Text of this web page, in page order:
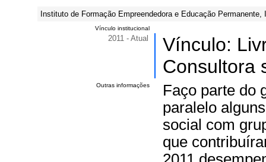
Instituto de Formação Empreendedora e Educação
Vínculo institucional
2011 - Atual
Vínculo:
Consultora
Outras informações
Faço parte do
paralelo
social com
que